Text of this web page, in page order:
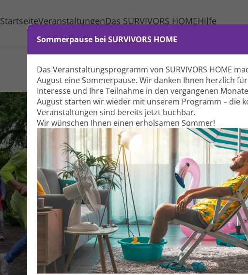
StartseiteVeranstaltungenDas SURVIVORS HOMEHilfe
Sommerpause bei SURVIVORS HOME
Das Veranstaltungs­programm von SURVIVORS HOME
August eine Sommer­pause. Wir danken Ihnen herzlich
Interesse und Ihre Teil­nahme in den vergangenen
August starten wir wieder mit unserem Programm – die
Veranstal­tungen sind bereits jetzt buchbar.
Wir wünschen Ihnen einen erholsamen Sommer!